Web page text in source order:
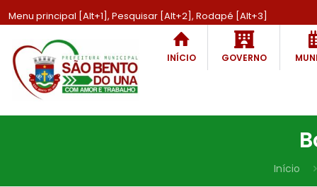
Menu principal [Alt+1], Pesquisar [Alt+2], Rodapé [Alt+3]
INÍCIO GOVERNO
Início